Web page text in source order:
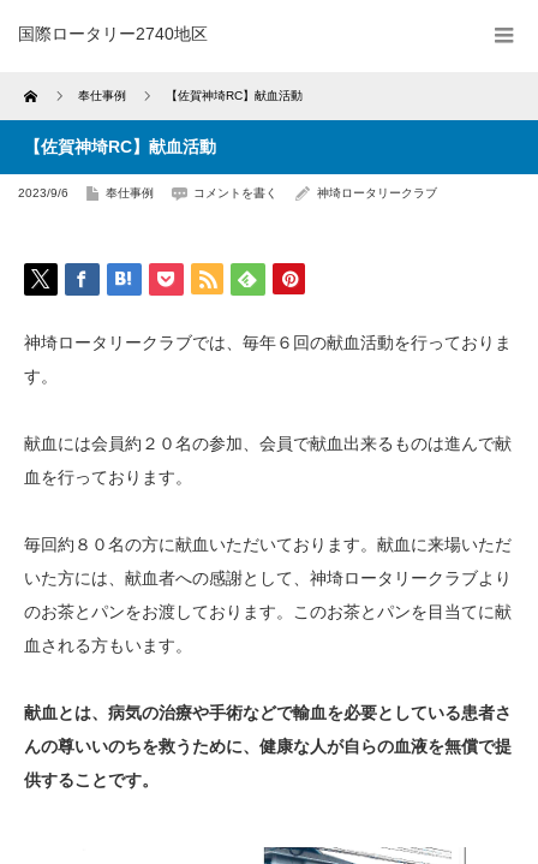
国際ロータリー2740地区
Home 奉仕事例 【佐賀神埼RC】献血活動
【佐賀神埼RC】献血活動
2023/9/6 奉仕事例 コメントを書く 神埼ロータリークラブ
神埼ロータリークラブでは、毎年６回の献血活動を行っておりま
す。
献血には会員約２０名の参加、会員で献血出来るものは進んで献
血を行っております。
毎回約８０名の方に献血いただいております。献血に来場いただ
いた方には、献血者への感謝として、神埼ロータリークラブより
のお茶とパンをお渡しております。このお茶とパンを目当てに献
血される方もいます。
献血とは、病気の治療や手術などで輸血を必要としている患者さ
んの尊いいのちを救うために、健康な人が自らの血液を無償で提
供することです。